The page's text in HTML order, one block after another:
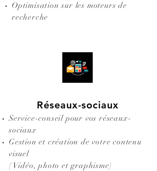
Optimisation sur les moteurs de
recherche
Réseaux-sociaux
Service-conseil pour vos réseaux-
sociaux
Gestion et création de votre contenu
visuel
( Vidéo, photo et graphisme)